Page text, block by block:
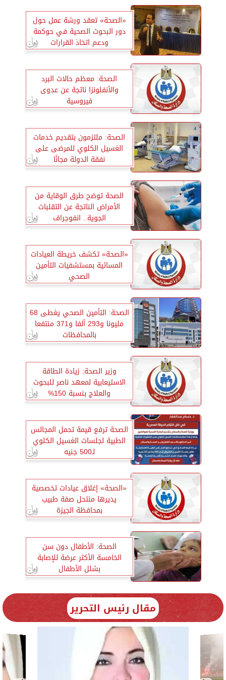
«الصحة» تعقد ورشة عمل حول
دور البحوث الصحية في حوكمة
ودعم اتخاذ القرارات
الصحة: معظم حالات البرد
والأنفلونزا ناتجة عن عدوى
فيروسية
الصحة: ملتزمون بتقديم خدمات
الغسيل الكلوي للمرضى على
نفقة الدولة مجانًا
الصحة توضح طرق الوقاية من
الأمراض الناتجة عن التقلبات
الجوية.. انفوجراف
«الصحة» تكشف خريطة العيادات
المسائية بمستشفيات التأمين
الصحي
الصحة: التأمين الصحي يغطى 68
مليونا و293 ألفا و371 منتفعا
بالمحافظات
وزير الصحة: زيادة الطاقة
الاستيعابية لمعهد ناصر للبحوث
والعلاج بنسبة 150%
الصحة ترفع قيمة تحمل المجالس
الطبية لجلسات الغسيل الكلوي
لـ500 جنيه
«الصحة» إغلاق عيادات تخصصية
يديرها منتحل صفة طبيب
بمحافظة الجيزة
الصحة: الأطفال دون سن
الخامسة الأكثر عرضة للإصابة
بشلل الأطفال
مقال رئيس التحرير